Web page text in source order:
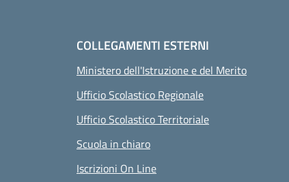
COLLEGAMENTI ESTERNI
Ministero dell'Istruzione e del Merito
Ufficio Scolastico Regionale
Ufficio Scolastico Territoriale
Scuola in chiaro
Iscrizioni On Line